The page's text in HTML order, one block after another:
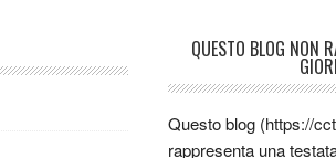
QUESTO BLOG NON
Questo blog (https://
rappresenta una